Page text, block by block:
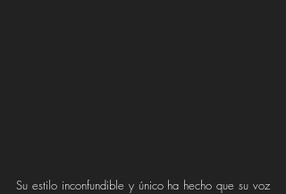
Su estilo inconfundible y único ha hecho que su voz